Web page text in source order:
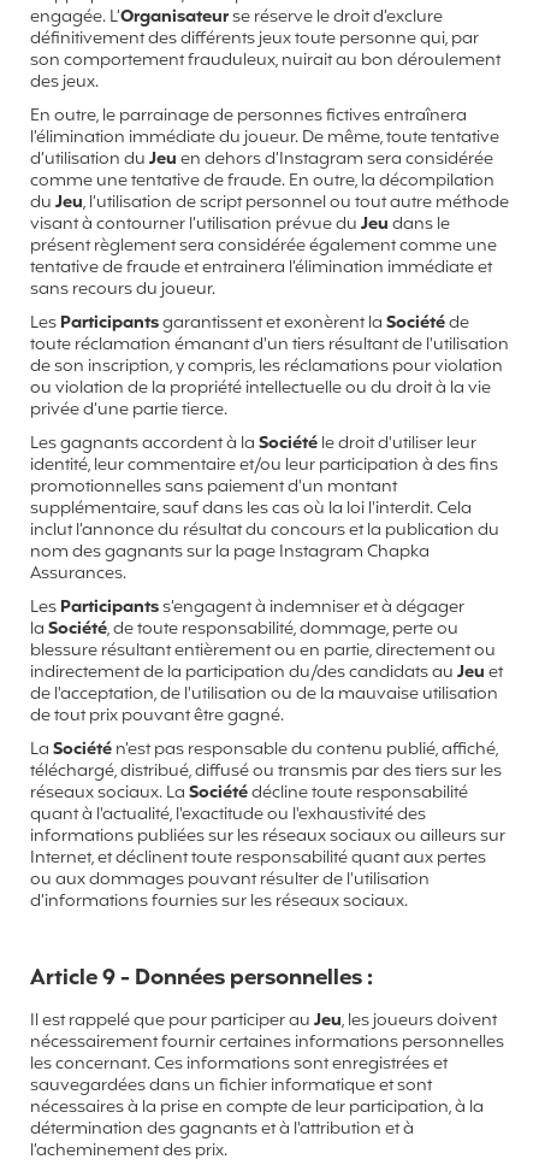
engagée. L’Organisateurse réserve le droit d’exclure
définitivement des différents jeux toute personne qui, par
son comportement frauduleux, nuirait au bon déroulement
des jeux.
En outre, le parrainage de personnes fictives entraînera
l’élimination immédiate du joueur. De même, toute tentative
d’utilisation duJeuen dehors d’Instagram sera considérée
comme une tentative de fraude. En outre, la décompilation
duJeu, l’utilisation de script personnel ou tout autre méthode
visant à contourner l’utilisation prévue duJeudans le
présent règlement sera considérée également comme une
tentative de fraude et entrainera l’élimination immédiate et
sans recours du joueur.
LesParticipantsgarantissent et exonèrent laSociétéde
toute réclamation émanant d'un tiers résultant de l'utilisation
de son inscription, y compris, les réclamations pour violation
ou violation de la propriété intellectuelle ou du droit à la vie
privée d’une partie tierce.
Les gagnants accordent à laSociétéle droit d'utiliser leur
identité, leur commentaire et/ou leur participation à des fins
promotionnelles sans paiement d'un montant
supplémentaire, sauf dans les cas où la loi l'interdit. Cela
inclut l’annonce du résultat du concours et la publication du
nom des gagnants sur la page Instagram Chapka
Assurances.
LesParticipantss’engagent à indemniser et à dégager
laSociété, de toute responsabilité, dommage, perte ou
blessure résultant entièrement ou en partie, directement ou
indirectement de la participation du/des candidats auJeuet
de l'acceptation, de l'utilisation ou de la mauvaise utilisation
de tout prix pouvant être gagné.
LaSociétén’est pas responsable du contenu publié, affiché,
téléchargé, distribué, diffusé ou transmis par des tiers sur les
réseaux sociaux. LaSociétédécline toute responsabilité
quant à l'actualité, l'exactitude ou l'exhaustivité des
informations publiées sur les réseaux sociaux ou ailleurs sur
Internet, et déclinent toute responsabilité quant aux pertes
ou aux dommages pouvant résulter de l'utilisation
d’informations fournies sur les réseaux sociaux.
Article 9 - Données personnelles :
Il est rappelé que pour participer auJeu, les joueurs doivent
nécessairement fournir certaines informations personnelles
les concernant. Ces informations sont enregistrées et
sauvegardées dans un fichier informatique et sont
nécessaires à la prise en compte de leur participation, à la
détermination des gagnants et à l'attribution et à
l’acheminement des prix.